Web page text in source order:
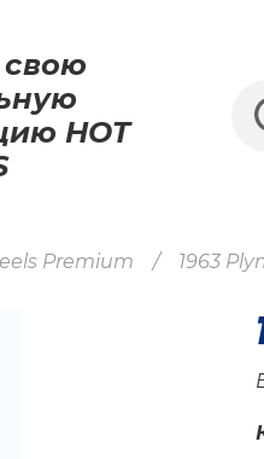
HOT
Premium 1963